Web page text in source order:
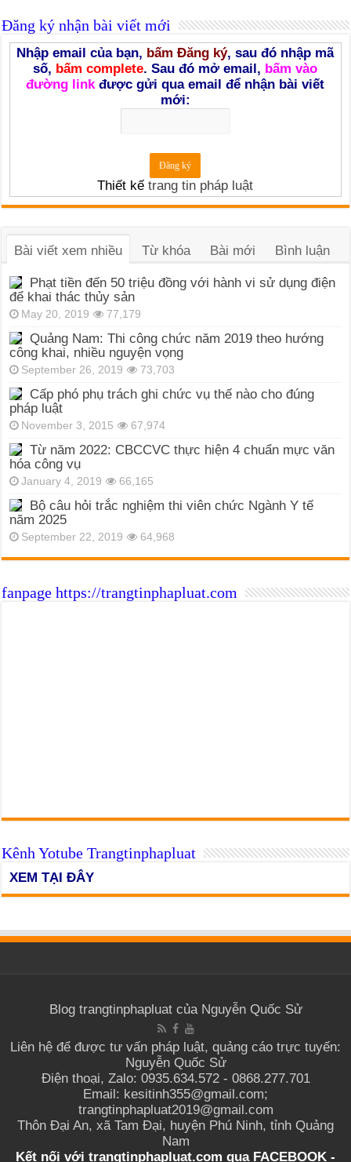
Đăng ký nhận bài viết mới
Nhập email của bạn, bấm Đăng ký, sau đó nhập mã
số, bấm complete. Sau đó mở email, bấm vào
đường linkđược gửi qua email để nhận bài viết
mới:
Thiết kếtrang tin pháp luật
Bài viết xem nhiều Từ khóa Bài mới Bình luận
Phạt tiền đến 50 triệu đồng với hành vi sử dụng điện
để khai thác thủy sản
May 20, 2019 77,179
Quảng Nam: Thi công chức năm 2019 theo hướng
công khai, nhiều nguyện vọng
September 26, 2019 73,703
Cấp phó phụ trách ghi chức vụ thế nào cho đúng
pháp luật
November 3, 2015 67,974
Từ năm 2022: CBCCVC thực hiện 4 chuẩn mực văn
hóa công vụ
January 4, 2019 66,165
Bộ câu hỏi trắc nghiệm thi viên chức Ngành Y tế
năm 2025
September 22, 2019 64,968
fanpage https://trangtinphapluat.com
Kênh Yotube Trangtinphapluat
XEM TẠI ĐÂY
Blog trangtinphapluat của Nguyễn Quốc Sử
Liên hệ để được tư vấn pháp luật, quảng cáo trực tuyến:
Nguyễn Quốc Sử
Điện thoại, Zalo: 0935.634.572 - 0868.277.701
Email: kesitinh355@gmail.com;
trangtinphapluat2019@gmail.com
Thôn Đại An, xã Tam Đại, huyện Phú Ninh, tỉnh Quảng
Nam
Kết nối với trangtinphapluat.com quaFACEBOOK -